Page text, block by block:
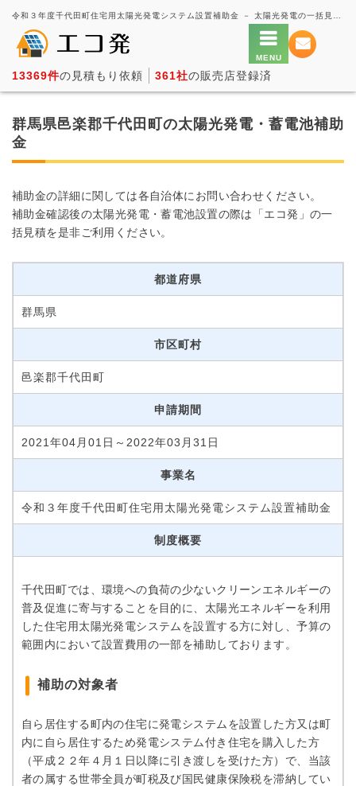
13369件の見積もり依頼 361社の販売店登録済
群馬県邑楽郡千代田町の太陽光発電・蓄電池補助
金
補助金の詳細に関しては各自治体にお問い合わせください。
補助金確認後の太陽光発電・蓄電池設置の際は「エコ発」の一
括見積を是非ご利用ください。
都道府県
群馬県
市区町村
邑楽郡千代田町
申請期間
2021年04月01日～2022年03月31日
事業名
令和３年度千代田町住宅用太陽光発電システム設置補助金
制度概要
千代田町では、環境への負荷の少ないクリーンエネルギーの
普及促進に寄与することを目的に、太陽光エネルギーを利用
した住宅用太陽光発電システムを設置する方に対し、予算の
範囲内において設置費用の一部を補助しております。
補助の対象者
自ら居住する町内の住宅に発電システムを設置した方又は町
内に自ら居住するため発電システム付き住宅を購入した方
（平成２２年４月１日以降に引き渡しを受けた方）で、当該
者の属する世帯全員が町税及び国民健康保険税を滞納してい